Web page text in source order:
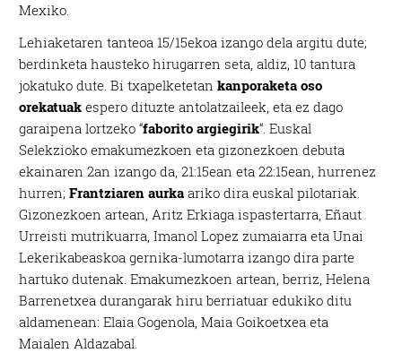
Mexiko.
Lehiaketaren tanteoa 15/15ekoa izango dela argitu dute;
berdinketa hausteko hirugarren seta, aldiz, 10 tantura
jokatuko dute. Bi txapelketetankanporaketa oso
orekatuak espero dituzte antolatzaileek, eta ez dago
garaipena lortzeko “faborito argiegirik“. Euskal
Selekzioko emakumezkoen eta gizonezkoen debuta
ekainaren 2an izango da, 21:15ean eta 22:15ean, hurrenez
hurren;Frantziaren aurka ariko dira euskal pilotariak.
Gizonezkoen artean, Aritz Erkiaga ispastertarra, Eñaut
Urreisti mutrikuarra, Imanol Lopez zumaiarra eta Unai
Lekerikabeaskoa gernika-lumotarra izango dira parte
hartuko dutenak. Emakumezkoen artean, berriz, Helena
Barrenetxea durangarak hiru berriatuar edukiko ditu
aldamenean: Elaia Gogenola, Maia Goikoetxea eta
Maialen Aldazabal.